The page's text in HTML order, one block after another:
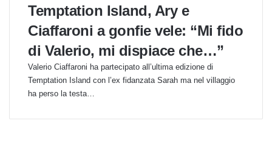
Temptation Island, Ary e
Ciaffaroni a gonfie vele: “Mi fido
di Valerio, mi dispiace che…”
Valerio Ciaffaroni ha partecipato all’ultima edizione di
Temptation Island con l’ex fidanzata Sarah ma nel villaggio
ha perso la testa…